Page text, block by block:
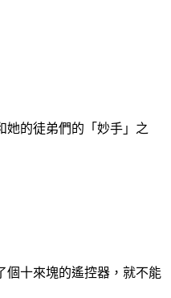
她的徒弟們的「妙手」之
個十來塊的遙控器，就不能